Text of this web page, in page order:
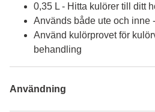
0,35 L - Hitta kulörer till ditt
Används både ute och inne
Använd kulörprovet för
behandling
Användning